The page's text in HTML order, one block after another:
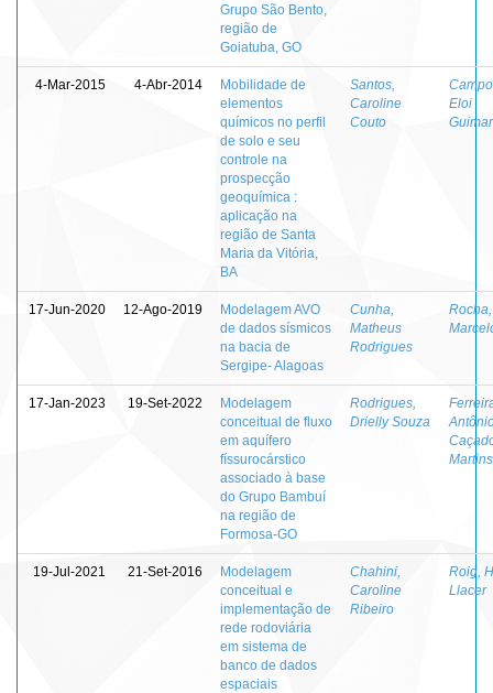
Grupo São Bento,
região de
Goiatuba, GO
4-Mar-2015 4-Abr-2014
Mobilidade de
elementos
químicos no perfil
de solo e seu
controle na
prospecção
geoquímica :
aplicação na
região de Santa
Maria da Vitória,
BA
Santos,
Caroline
Couto
Eloi
17-Jun-2020 12-Ago-2019
Modelagem AVO
de dados sísmicos
na bacia de
Sergipe- Alagoas
Cunha,
Matheus
Rodrigues
Rocha,
17-Jan-2023 19-Set-2022
Modelagem
conceitual de fluxo
em aquífero
físsurocárstico
associado à base
do Grupo Bambuí
na região de
Formosa-GO
Rodrigues,
Drielly Souza
Martins
19-Jul-2021 21-Set-2016
Modelagem
conceitual e
implementação de
rede rodoviária
em sistema de
banco de dados
espaciais
Chahini,
Caroline
Ribeiro
Roig,
Llacer